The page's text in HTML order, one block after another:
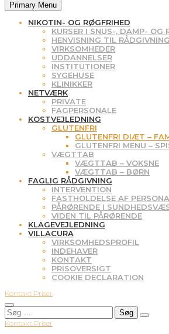
Primary Menu
NIKOTIN- OG RØGFRIHED
KURSER I SNUS-, DAMP- OG
HENVISNING TIL RÅDGIVNING
VIRKSOMHEDER
UDDANNELSER
INSTITUTIONER
SYGEHUSE
KLINIKKER
NETVÆRK
PRIVATE
FAGPERSONALE
KOSTVEJLEDNING
GLUTENFRI
GLUTENFRI DIÆT –
GLUTENFRI MENU –
VÆGTTAB
VÆGTTAB – VOKSNE
VÆGTTAB – BØRN
FAGLIG RÅDGIVNING
INTERVENTION
FASTHOLDELSE AF
PÅRØRENDE I
VIDEN TIL PÅRØRENDE
KLAGEVEJLEDNING
VILLACURA
VIRKSOMHEDSPROFIL
INDEHAVER
KONTAKT
PRISOVERSIGT
COOKIE DECLARATION
Kontakt Priser
Søg
efter:
Kontakt Priser